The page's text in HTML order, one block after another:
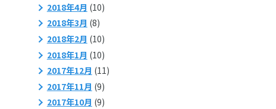
2018年4月 (10)
2018年3月 (8)
2018年2月 (10)
2018年1月 (10)
2017年12月 (11)
2017年11月 (9)
2017年10月 (9)